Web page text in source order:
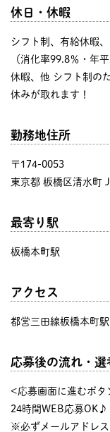
休日・休暇
シフト制、有給休暇
（消化率99.8％・年
休暇、他 シフト制の
休みが取れます！
勤務地住所
〒174-0053
東京都 板橋区清水町
最寄り駅
板橋本町駅
アクセス
都営三田線板橋本町
応募後の流れ・選
<応募画面に進むボタ
24時間WEB応募OK♪
※必ずメールアドレス